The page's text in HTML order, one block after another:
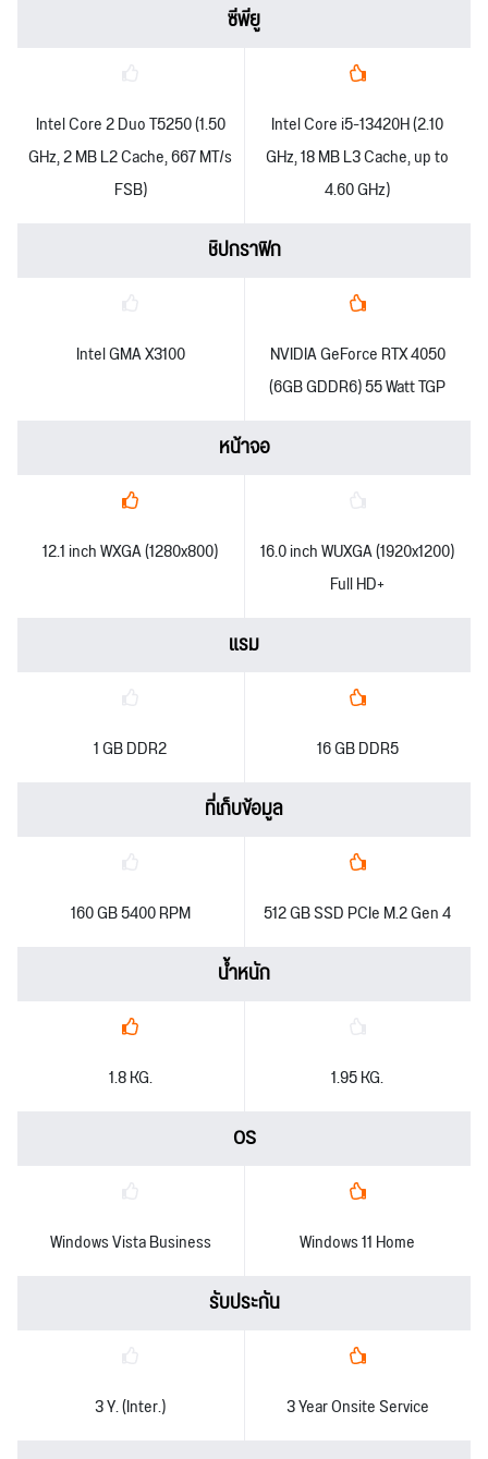
ซีพียู
Intel Core 2 Duo T5250 (1.50
GHz, 2 MB L2 Cache, 667 MT/s
FSB)
Intel Core i5-13420H (2.10
GHz, 18 MB L3 Cache, up to
4.60 GHz)
ชิปกราฟิก
Intel GMA X3100
NVIDIA GeForce RTX 4050
(6GB GDDR6) 55 Watt TGP
หน้าจอ
12.1 inch WXGA (1280x800)
16.0 inch WUXGA (1920x1200)
Full HD+
แรม
1 GB DDR2 16 GB DDR5
ที่เก็บข้อมูล
160 GB 5400 RPM 512 GB SSD PCIe M.2 Gen 4
น้ำหนัก
1.8 KG. 1.95 KG.
OS
Windows Vista Business Windows 11 Home
รับประกัน
3 Y. (Inter.) 3 Year Onsite Service